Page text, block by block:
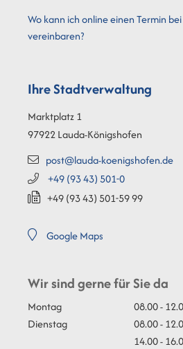
Wo kann ich online einen Termin
vereinbaren?
Ihre Stadtverwaltung
Marktplatz 1
97922Lauda-Königshofen
post@lauda-koenigshofen.de
+49 (9343) 501-0
+49 (9343) 501-5999
Google Maps
Wir sind gerne für Sie da
Montag
08.00 -
Dienstag
08.00 -
14.00 -